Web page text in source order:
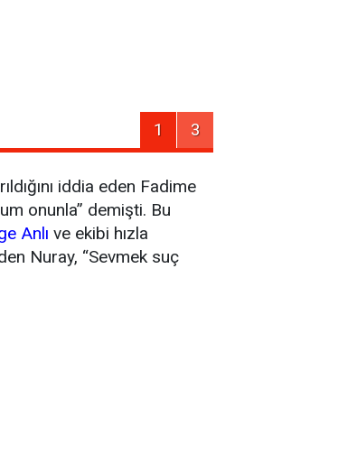
1 3
iddia eden Fadime
onunla” demişti. Bu
Anlı ve ekibi hızla
Nuray, “Sevmek suç